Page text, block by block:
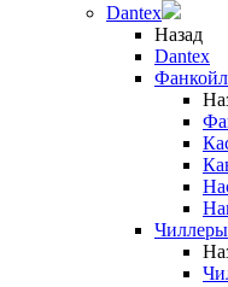
Dantex
Назад
Dantex
Чиллеры